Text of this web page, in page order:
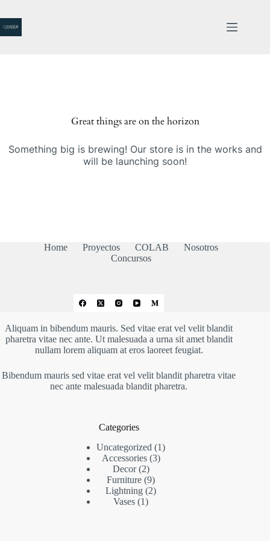
contenido
Great things are on the horizon
Something big is brewing! Our store is in the works and
will be launching soon!
Home Proyectos COLAB
Nosotros
Concursos
Aliquam in bibendum mauris. Sed vitae erat vel velit blandit
pharetra vitae nec ante. Ut malesuada a urna sit amet blandit
nullam lorem aliquam at eros laoreet feugiat.
Bibendum mauris sed vitae erat vel velit blandit pharetra vitae
nec ante malesuada blandit pharetra.
Categories
Uncategorized
11
Accessories 33
Decor 22
productos
Furniture 99
productos
Lightning 22
Vases 11